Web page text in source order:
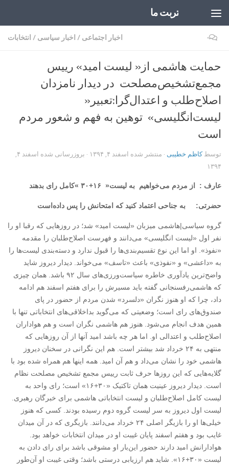
تربت ما
اخبار اجتماعی / اخبار سیاسی / انتخابات ۰
حمایت هاشمی از« لیست ‌امید» رییس
مجمع‌تشخیص‌مصلحت در دیدار نامزدان
اصلاح‌طلب و اعتدال‌گرا:تعبیر«
لیست‌انگلیسی» توهین به فهم و شعور مردم
است
توسطکاظم خطیبی · منتشر شده اسفند ۴, ۱۳۹۴ · بروزرسانی شده
اسفند ۴,
۱۳۹۴
عارف : از مردم می‌خواهیم به لیست« ۱۶+۳۰ »کامل رای بدهند
حضرتی: به جناحی اعتماد کنید که امتحانش را پس داده‌است
گروه سیاسی|هاشمی میزبان «لیست امید» شد؛ در روزهایی که رقبا او را
نفر اول «لیست انگلیسی» می‌دانند و فهرست اصلاح‌طلبان را مقدمه
«نفوذ». او اما این نوع تقسیم‌بندی‌ها را قبول ندارد و دسته‌بندی لیست‌ها را
به «داعشی» و «نفوذی» باعث «تاسف» می‌خواند. دیدار دیروز شاید
واضح‌ترین یادآوری خاطره سیاست‌ورزی‌های سال ۹۲ باشد. همان چیزی
که هاشمی‌رفسنجانی گفته باید مسیرش را برای هفتم اسفند هم ادامه
داد، چرا که او هنوز نگران «دلسرد» شدن مردم از حضور در پای
صندوق‌های رای است؛ وضعیتی که می‌گوید بداخلاقی‌های انتخاباتی تنها با
همین هدف انجام می‌شود. هنوز هم هاشمی نگران است و هم هواداران
اصلاح‌طلب و اعتدالی او. اما هر چه باشد امید آنها از آن روزهایی که
منتهی به ۲۴ خرداد شد بیشتر است. هم این نگرانی در سخنان دیروز
هاشمی خود را نشان می‌داد و هم آن امید. همه اینها هم همراه شده بود با
گلایه‌هایی که این روزها حرف ثابت رییس مجمع تشخیص مصلحت نظام
است. دیدار دیروز عینیت همان تاکتیک «۳۰+۱۶» است؛ رای واحد به
لیست کامل اصلاح‌طلبان و لیست انتخاباتی هاشمی برای خبرگان رهبری.
لیست اول دیروز به سر لیست گروه دوم رسیده بودند. کسی که هنوز
خیلی‌ها او را بازیگر اصلی ۲۴ خرداد می‌دانند. بازیگری که در آن میدان
غایب بود و هفتم اسفند پایان غیبت او در میدان انتخابات خواهد بود.
هوادارانش امید دارند حضور این‌بار او مشوقی باشد برای رای دادن به
لیست «۳۰+۱۶». شاید هم ارزیابی درستی باشد؛ وقتی غیبت او آن‌طور